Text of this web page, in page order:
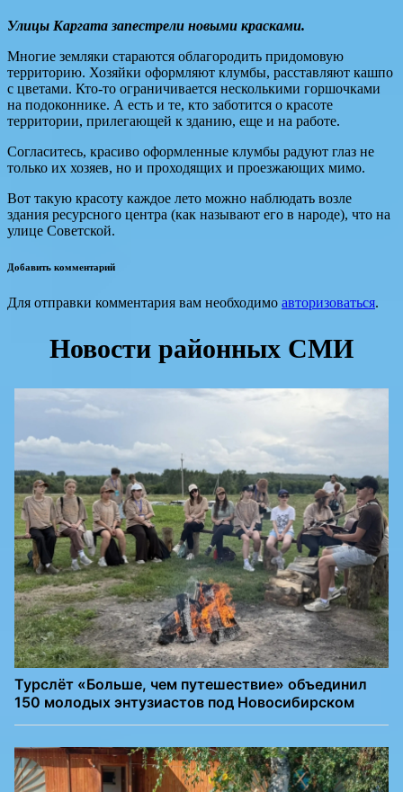
Улицы Каргата запестрели новыми красками.
Многие земляки стараются облагородить придомовую
территорию. Хозяйки оформляют клумбы, расставляют кашпо
с цветами. Кто-то ограничивается несколькими горшочками
на подоконнике. А есть и те, кто заботится о красоте
территории, прилегающей к зданию, еще и на работе.
Согласитесь, красиво оформленные клумбы радуют глаз не
только их хозяев, но и проходящих и проезжающих мимо.
Вот такую красоту каждое лето можно наблюдать возле
здания ресурсного центра (как называют его в народе), что на
улице Советской.
Добавить комментарий
Для отправки комментария вам необходимо авторизоваться.